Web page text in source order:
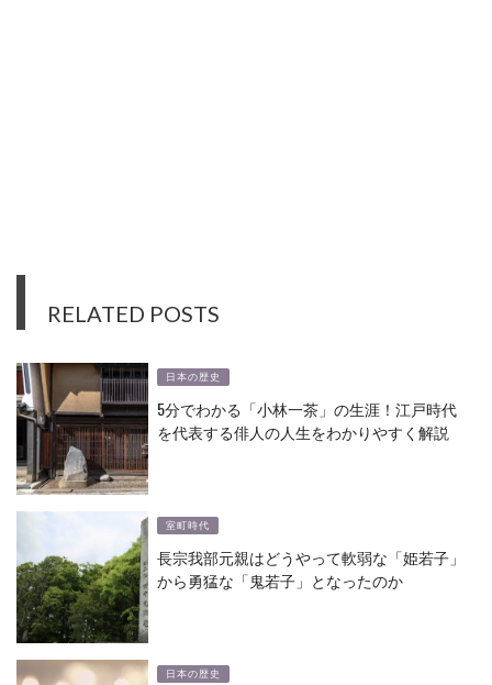
RELATED POSTS
日本の歴史
5分でわかる「小林一茶」の生涯！江戸時代
を代表する俳人の人生をわかりやすく解説
室町時代
長宗我部元親はどうやって軟弱な「姫若子」
から勇猛な「鬼若子」となったのか
日本の歴史